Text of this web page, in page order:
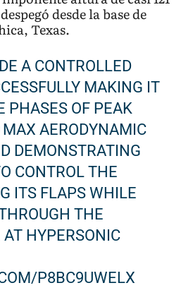
desde la base de
Texas.
A CONTROLLED
MAKING IT
PHASES OF PEAK
AERODYNAMIC
DEMONSTRATING
CONTROL THE
ITS FLAPS WHILE
THE
HYPERSONIC
P8BC9UWELX